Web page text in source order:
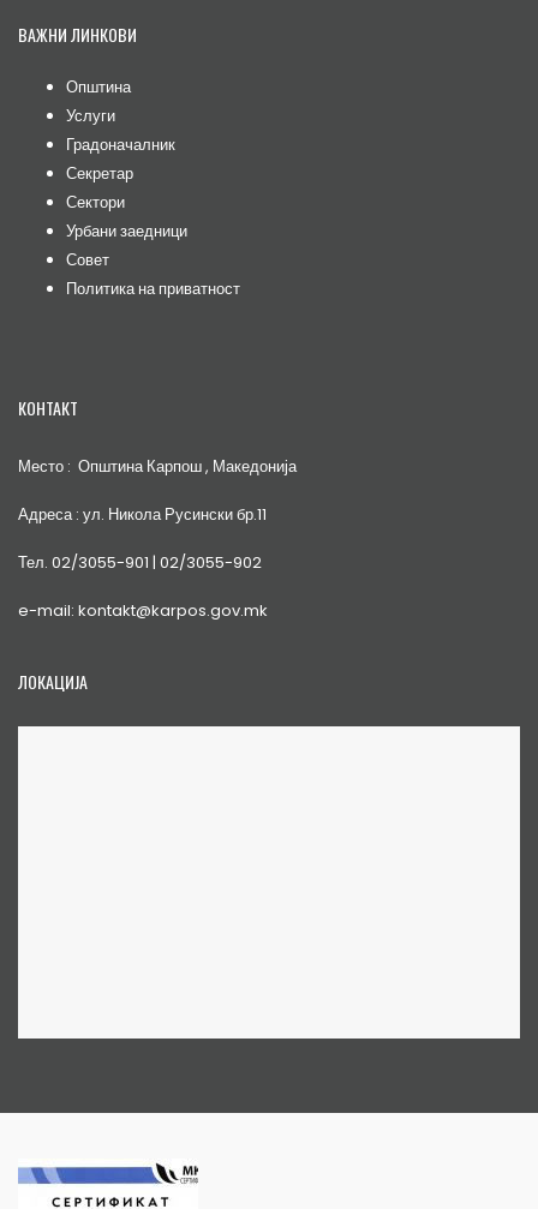
ВАЖНИ ЛИНКОВИ
Општина
Услуги
Градоначалник
Секретар
Сектори
Урбани заедници
Совет
Политика на приватност
КОНТАКТ
Место : Општина Карпош , Македонија
Адреса : ул. Никола Русински бр.11
Тел. 02/3055-901 | 02/3055-902
e-mail: kontakt@karpos.gov.mk
ЛОКАЦИЈА